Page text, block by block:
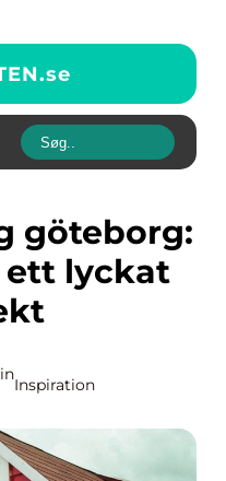
se
lyckat
Inspiration